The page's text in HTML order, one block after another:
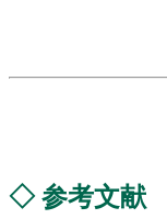
◇参考文献